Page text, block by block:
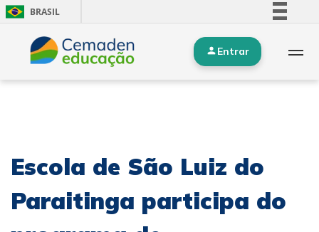
BRASIL
Simplifique!
Comunica BR
Entrar
Escola de São Luiz do
Paraitinga participa do